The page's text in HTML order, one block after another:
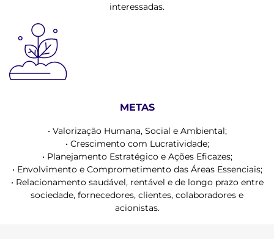
interessadas.
METAS
• Valorização Humana, Social e Ambiental;
• Crescimento com Lucratividade;
• Planejamento Estratégico e Ações Eficazes;
• Envolvimento e Comprometimento das Áreas Essenciais;
• Relacionamento saudável, rentável e de longo prazo entre
sociedade, fornecedores, clientes, colaboradores e
acionistas.